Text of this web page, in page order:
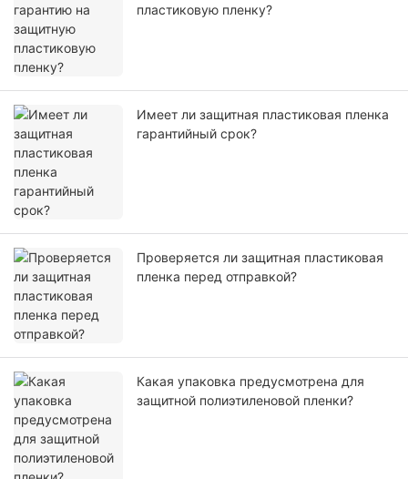
пластиковую пленку?
Имеет ли защитная пластиковая пленка
гарантийный срок?
Проверяется ли защитная пластиковая
пленка перед отправкой?
Какая упаковка предусмотрена для
защитной полиэтиленовой пленки?